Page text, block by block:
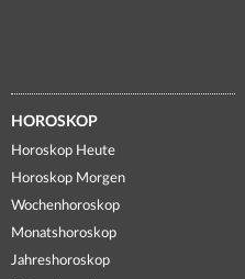
HOROSKOP
Horoskop Heute
Horoskop Morgen
Wochenhoroskop
Monatshoroskop
Jahreshoroskop